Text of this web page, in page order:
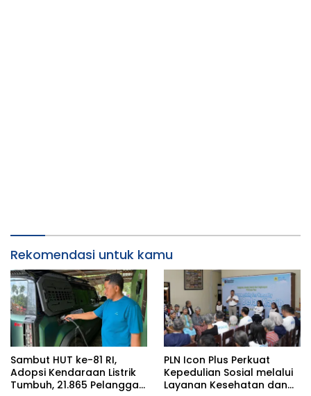
Rekomendasi untuk kamu
Sambut HUT ke-81 RI,
Adopsi Kendaraan Listrik
Tumbuh, 21.865 Pelanggan
PLN Icon Plus Perkuat
Kepedulian Sosial melalui
Layanan Kesehatan dan